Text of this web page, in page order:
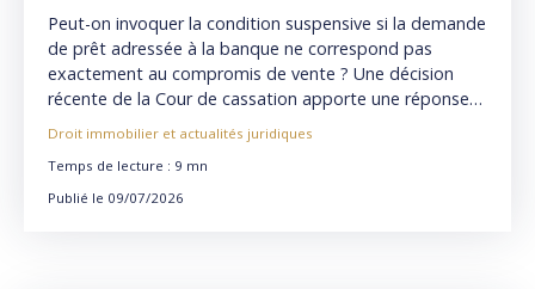
Peut-on invoquer la condition suspensive si la demande
de prêt adressée à la banque ne correspond pas
exactement au compromis de vente ? Une décision
récente de la Cour de cassation apporte une réponse
Droit immobilier et actualités juridiques
Temps de lecture : 9 mn
Publié le 09/07/2026